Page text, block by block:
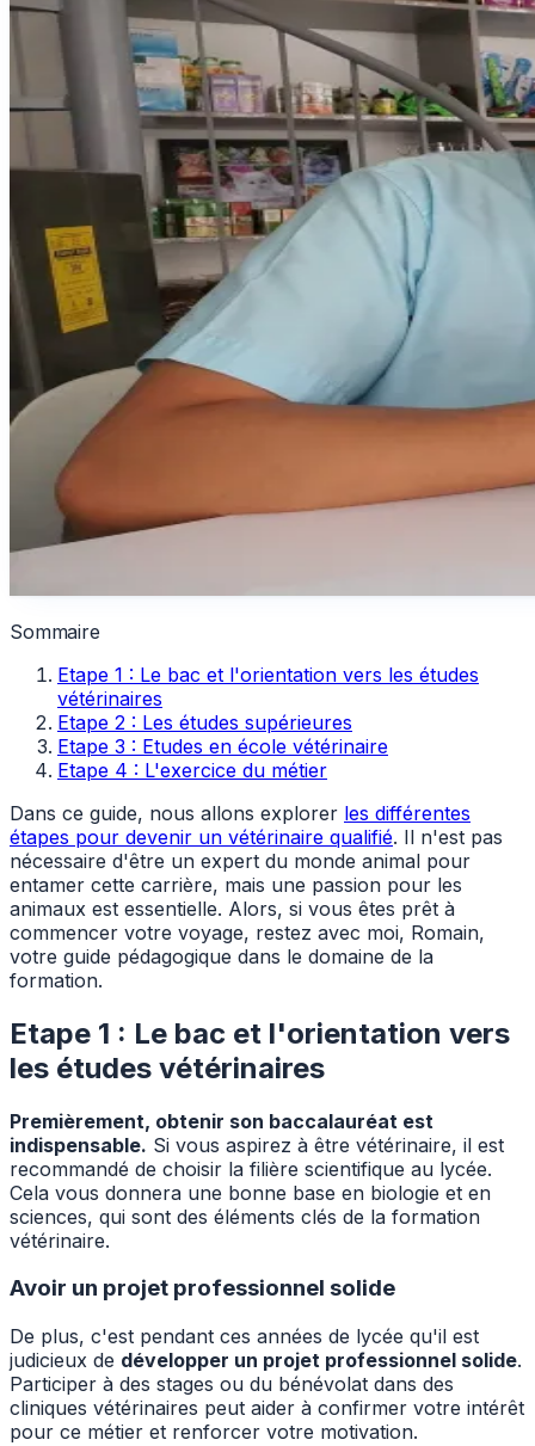
Sommaire
Etape 1 : Le bac et l'orientation vers les études
vétérinaires
Etape 2 : Les études supérieures
Etape 3 : Etudes en école vétérinaire
Etape 4 : L'exercice du métier
Dans ce guide, nous allons explorer les différentes
étapes pour devenir un vétérinaire qualifié. Il n'est pas
nécessaire d'être un expert du monde animal pour
entamer cette carrière, mais une passion pour les
animaux est essentielle. Alors, si vous êtes prêt à
commencer votre voyage, restez avec moi, Romain,
votre guide pédagogique dans le domaine de la
formation.
Etape 1 : Le bac et l'orientation vers
les études vétérinaires
Premièrement, obtenir son baccalauréat est
indispensable. Si vous aspirez à être vétérinaire, il est
recommandé de choisir la filière scientifique au lycée.
Cela vous donnera une bonne base en biologie et en
sciences, qui sont des éléments clés de la formation
vétérinaire.
Avoir un projet professionnel solide
De plus, c'est pendant ces années de lycée qu'il est
judicieux de développer un projet professionnel solide.
Participer à des stages ou du bénévolat dans des
cliniques vétérinaires peut aider à confirmer votre intérêt
pour ce métier et renforcer votre motivation.